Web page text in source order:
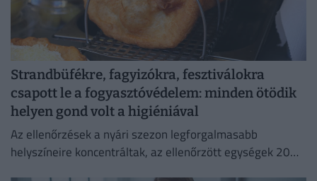
Strandbüfékre, fagyizókra, fesztiválokra
csapott le a fogyasztóvédelem: minden ötödik
helyen gond volt a higiéniával
Az ellenőrzések a nyári szezon legforgalmasabb
helyszíneire koncentráltak, az ellenőrzött egységek 20